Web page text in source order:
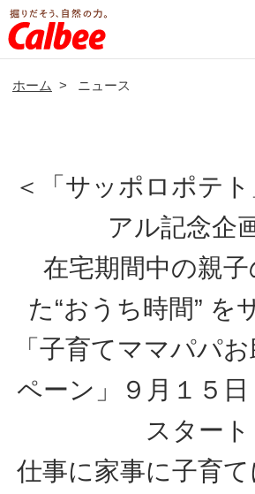
ホーム > ニュース
＜「サッポロポテ
アル記念企
在宅期間中の親子
た“おうち時間” を
「子育てママパパ
ペーン」９月１５日
スタート
仕事に家事に子育